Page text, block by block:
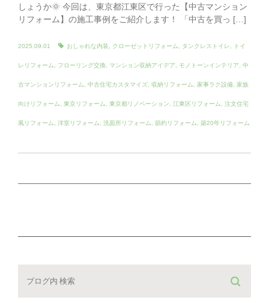
しょうか🌞 今回は、東京都江東区で行った【中古マンション
リフォーム】の施工事例をご紹介します！ 「中古を買っ […]
2025.09.01 おしゃれな内装 クローゼットリフォーム タンクレストイレ トイ
レリフォーム フローリング交換 マンション収納アイデア モノトーンインテリア 中
古マンションリフォーム 中古住宅カスタマイズ 収納リフォーム 家事ラク設備 家族
向けリフォーム 東京リフォーム 東京都リノベーション 江東区リフォーム 注文住宅
風リフォーム 洋室リフォーム 洗面所リフォーム 節約リフォーム 築20年リフォーム